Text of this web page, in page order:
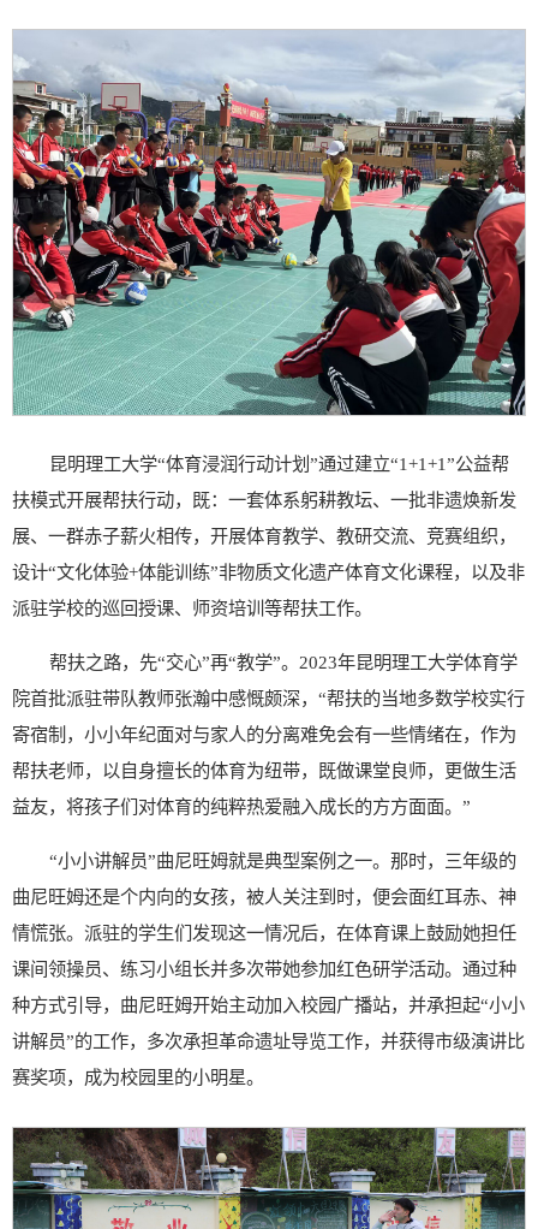
昆明理工大学“体育浸润行动计划”通过建立“1+1+1”公益帮
扶模式开展帮扶行动，既：一套体系躬耕教坛、一批非遗焕新发
展、一群赤子薪火相传，开展体育教学、教研交流、竞赛组织，
设计“文化体验+体能训练”非物质文化遗产体育文化课程，以及非
派驻学校的巡回授课、师资培训等帮扶工作。
帮扶之路，先“交心”再“教学”。2023年昆明理工大学体育学
院首批派驻带队教师张瀚中感慨颇深，“帮扶的当地多数学校实行
寄宿制，小小年纪面对与家人的分离难免会有一些情绪在，作为
帮扶老师，以自身擅长的体育为纽带，既做课堂良师，更做生活
益友，将孩子们对体育的纯粹热爱融入成长的方方面面。”
“小小讲解员”曲尼旺姆就是典型案例之一。那时，三年级的
曲尼旺姆还是个内向的女孩，被人关注到时，便会面红耳赤、神
情慌张。派驻的学生们发现这一情况后，在体育课上鼓励她担任
课间领操员、练习小组长并多次带她参加红色研学活动。通过种
种方式引导，曲尼旺姆开始主动加入校园广播站，并承担起“小小
讲解员”的工作，多次承担革命遗址导览工作，并获得市级演讲比
赛奖项，成为校园里的小明星。